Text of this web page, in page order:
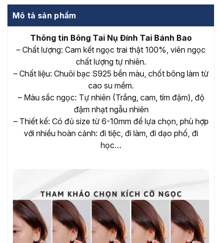
Mô tả sản phẩm
Thông tin Bông Tai Nụ Đính Tai Bánh Bao
– Chất lượng: Cam kết ngọc trai thật 100%, viên ngọc
chất lượng tự nhiên.
– Chất liệu: Chuôi bạc S925 bền màu, chốt bông làm từ
cao su mềm.
– Màu sắc ngọc: Tự nhiên (Trắng, cam, tím đậm), độ
đậm nhạt ngẫu nhiên
– Thiết kế: Có đủ size từ 6-10mm để lựa chọn, phù hợp
với nhiều hoàn cảnh: đi tiệc, đi làm, đi dạo phố, đi
học…